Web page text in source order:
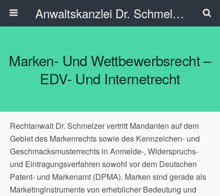
Anwaltskanzlei Dr. Schmelzer - Ahlen
Marken- Und Wettbewerbsrecht –
EDV- Und Internetrecht
Rechtanwalt Dr. Schmelzer vertritt Mandanten auf dem
Gebiet des Markenrechts sowie des Kennzeichen- und
Geschmacksmusterrechts in Anmelde-, Widerspruchs-
und Eintragungsverfahren sowohl vor dem Deutschen
Patent- und Markenamt (DPMA). Marken sind gerade als
Marketinginstrumente von erheblicher Bedeutung und